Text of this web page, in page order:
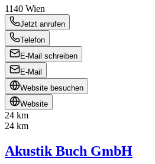
1140 Wien
Jetzt anrufen
Telefon
E-Mail schreiben
E-Mail
Website besuchen
Website
24 km
24 km
Akustik Buch GmbH